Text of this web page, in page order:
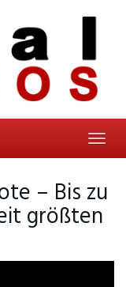
– Bis zu
größten